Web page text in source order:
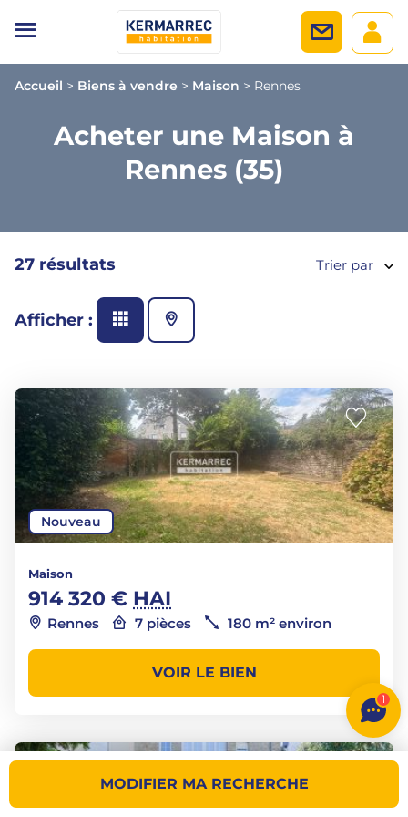
Accueil > Biens à vendre > Maison > Rennes
Acheter une Maison à
Rennes (35)
MODIFIER MA RECHERCHE
27 résultats Trier par
Afficher :
Nouveau
Maison
914 320 € HAI
Rennes 7 pièces 180 m² environ
VOIR LE BIEN
1